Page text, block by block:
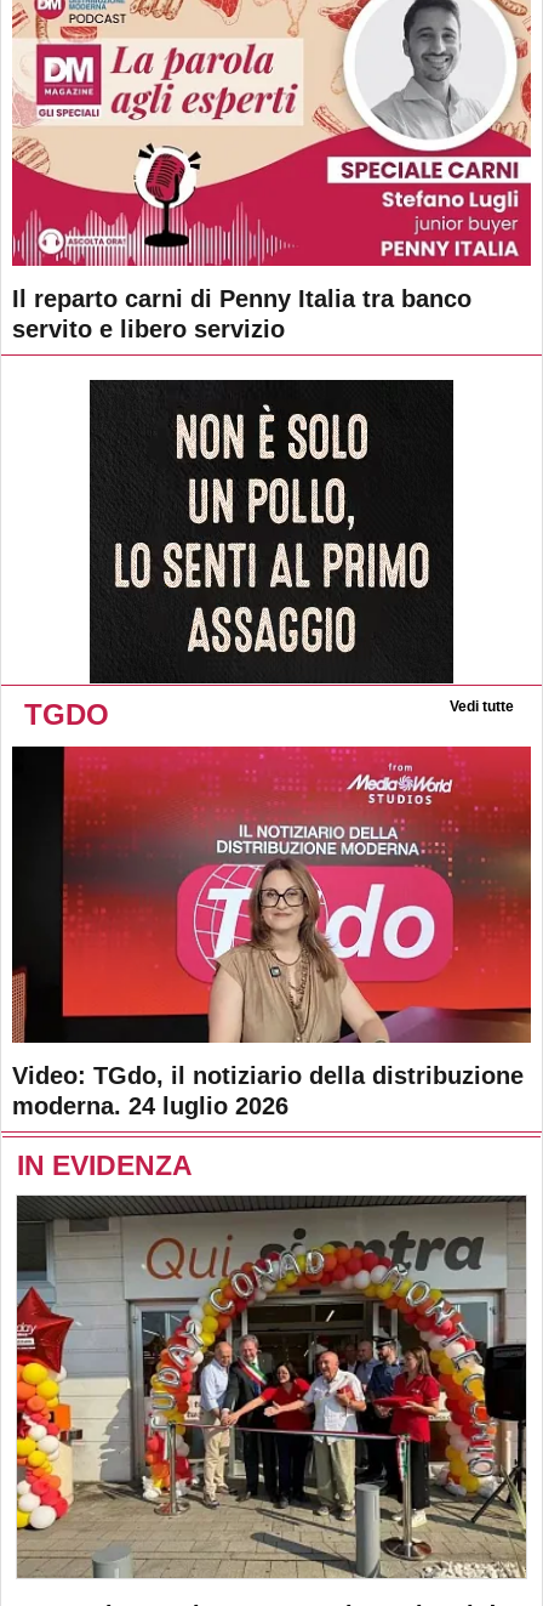
Il reparto carni di Penny Italia tra banco
servito e libero servizio
TGDO Vedi tutte
Video: TGdo, il notiziario della distribuzione
moderna. 24 luglio 2026
IN EVIDENZA